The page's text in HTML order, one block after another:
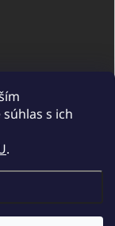
s ich
.
Upraviť nastavenie